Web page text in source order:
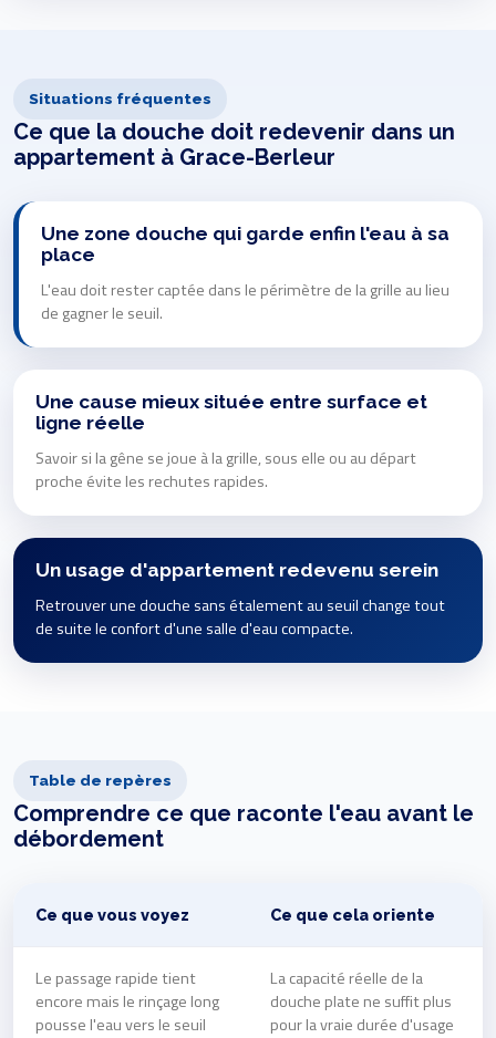
Situations fréquentes
Ce que la douche doit redevenir dans un
appartement à Grace-Berleur
Une zone douche qui garde enfin l'eau à sa
place
L'eau doit rester captée dans le périmètre de la grille au lieu
de gagner le seuil.
Une cause mieux située entre surface et
ligne réelle
Savoir si la gêne se joue à la grille, sous elle ou au départ
proche évite les rechutes rapides.
Un usage d'appartement redevenu serein
Retrouver une douche sans étalement au seuil change tout
de suite le confort d'une salle d'eau compacte.
Table de repères
Comprendre ce que raconte l'eau avant le
débordement
Ce que vous voyez Ce que cela oriente
Le passage rapide tient
encore mais le rinçage long
pousse l'eau vers le seuil
La capacité réelle de la
douche plate ne suffit plus
pour la vraie durée d'usage